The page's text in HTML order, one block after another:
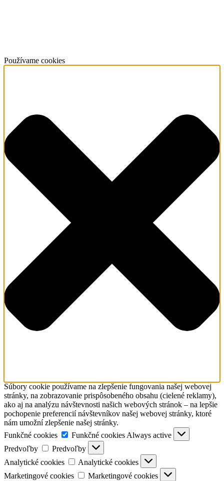
Používame cookies
Súbory cookie používame na zlepšenie fungovania našej webovej
stránky, na zobrazovanie prispôsobeného obsahu (cielené reklamy),
ako aj na analýzu návštevnosti našich webových stránok – na lepšie
pochopenie preferencií návštevníkov našej webovej stránky, ktoré
nám umožní zlepšenie našej stránky.
Funkčné cookies
Funkčné cookies Always active
Predvoľby
Predvoľby
Analytické cookies
Analytické cookies
Marketingové cookies
Marketingové cookies